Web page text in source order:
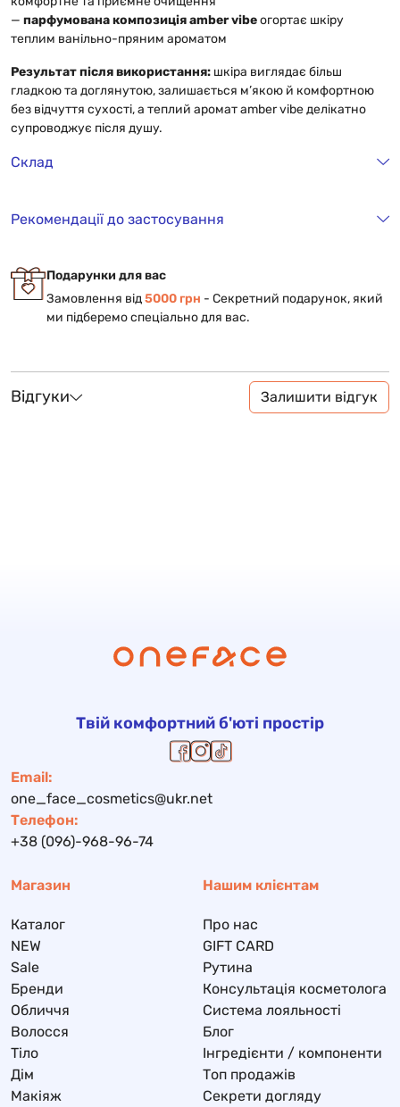
— парфумована композиція amber vibeогортає шкіру
теплим ванільно-пряним ароматом
Результат після використання: шкіра виглядає більш
гладкою та доглянутою, залишається м’якою й комфортною
без відчуття сухості, а теплий аромат amber vibe делікатно
супроводжує після душу.
Склад
Рекомендації до застосування
Подарунки для вас
Замовлення від5000 грн - Cекретний подарунок, який
ми підберемо спеціально для вас.
Відгуки Залишити відгук
Твій комфортний б'юті простір
Email:
one_face_cosmetics@ukr.net
Телефон:
+38 (096)-968-96-74
Магазин
Каталог
NEW
Sale
Бренди
Обличчя
Волосся
Тіло
Дім
Макіяж
Нашим клієнтам
Про нас
GIFT CARD
Рутина
Консультація косметолога
Система лояльності
Блог
Інгредієнти / компоненти
Топ продажів
Секрети догляду